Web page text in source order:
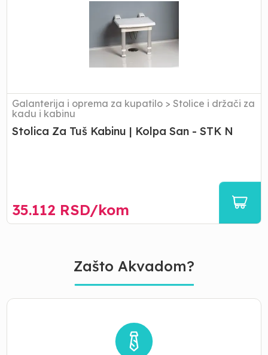
Galanterija i oprema za kupatilo > Stolice i držači za
kadu i kabinu
Stolica Za Tuš Kabinu | Kolpa San - STK N
35.112 RSD/kom
Zašto Akvadom?